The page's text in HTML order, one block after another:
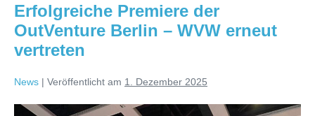
in
Hennigsdorf
vorgestellt
Erfolgreiche Premiere der
OutVenture Berlin – WVW erneut
vertreten
News | Veröffentlicht am 1. Dezember 2025
Erfolgreiche